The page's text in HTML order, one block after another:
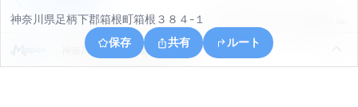
神奈川県足柄下郡箱根町箱根３８４-１
保存
共有 ルート
神奈川県足柄下郡箱根町箱根